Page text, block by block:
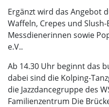
Ergänzt wird das Angebot
Waffeln, Crepes und
Messdienerinnen sowie
e.V..
Ab 14.30 Uhr beginnt das
dabei sind die Kolping-
die Jazzdancegruppe des
Familienzentrum Die